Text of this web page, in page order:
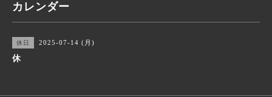
カレンダー
休日 2025-07-14 (月)
休